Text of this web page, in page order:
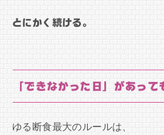
とにかく続ける。
「できなかった日」があって
ゆる断食最大のルールは、